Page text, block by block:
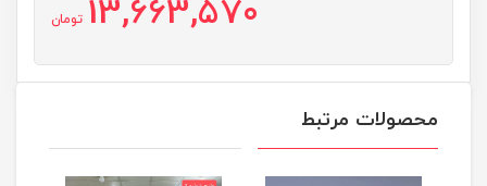
13,663,570 تومان
محصولات مرتبط